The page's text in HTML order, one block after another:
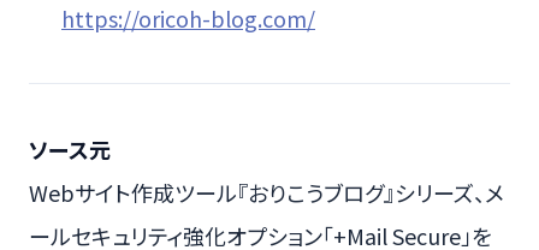
https://oricoh-blog.com/
ソース元
Webサイト作成ツール『おりこうブログ』シリーズ、メ
ールセキュリティ強化オプション「+Mail Secure」を